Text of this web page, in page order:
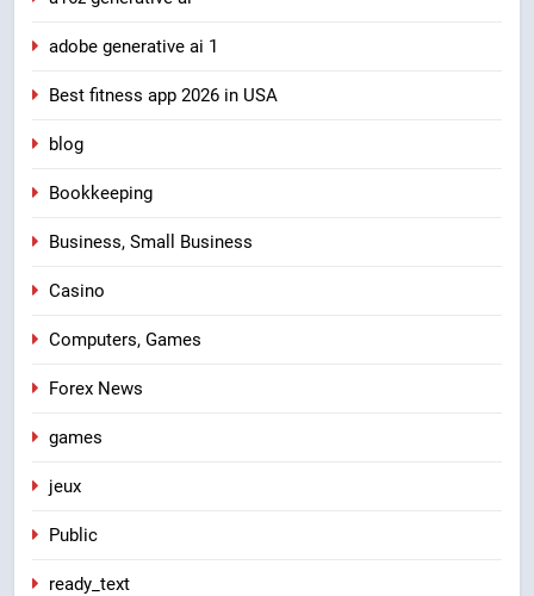
adobe generative ai 1
Best fitness app 2026 in USA
blog
Bookkeeping
Business, Small Business
Casino
Computers, Games
Forex News
games
jeux
Public
ready_text